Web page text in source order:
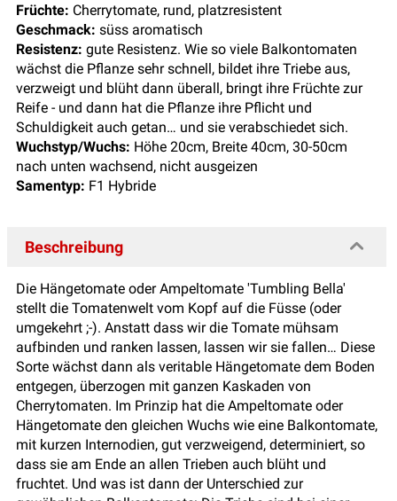
Früchte: Cherrytomate, rund, platzresistent
Geschmack: süss aromatisch
Resistenz: gute Resistenz. Wie so viele Balkontomaten
wächst die Pflanze sehr schnell, bildet ihre Triebe aus,
verzweigt und blüht dann überall, bringt ihre Früchte zur
Reife - und dann hat die Pflanze ihre Pflicht und
Schuldigkeit auch getan… und sie verabschiedet sich.
Wuchstyp/Wuchs: Höhe 20cm, Breite 40cm, 30-50cm
nach unten wachsend, nicht ausgeizen
Samentyp: F1 Hybride
Beschreibung
Die Hängetomate oder Ampeltomate 'Tumbling Bella'
stellt die Tomatenwelt vom Kopf auf die Füsse (oder
umgekehrt ;-). Anstatt dass wir die Tomate mühsam
aufbinden und ranken lassen, lassen wir sie fallen… Diese
Sorte wächst dann als veritable Hängetomate dem Boden
entgegen, überzogen mit ganzen Kaskaden von
Cherrytomaten. Im Prinzip hat die Ampeltomate oder
Hängetomate den gleichen Wuchs wie eine Balkontomate,
mit kurzen Internodien, gut verzweigend, determiniert, so
dass sie am Ende an allen Trieben auch blüht und
fruchtet. Und was ist dann der Unterschied zur